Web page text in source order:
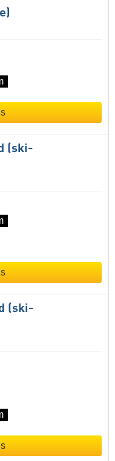
(ski-
(ski-